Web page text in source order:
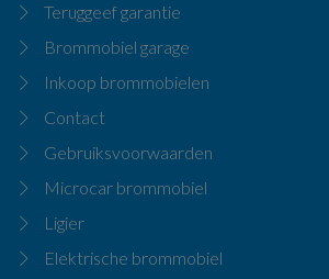
Teruggeef garantie
Brommobiel garage
Inkoop brommobielen
Contact
Gebruiksvoorwaarden
Microcar brommobiel
Ligier
Elektrische brommobiel